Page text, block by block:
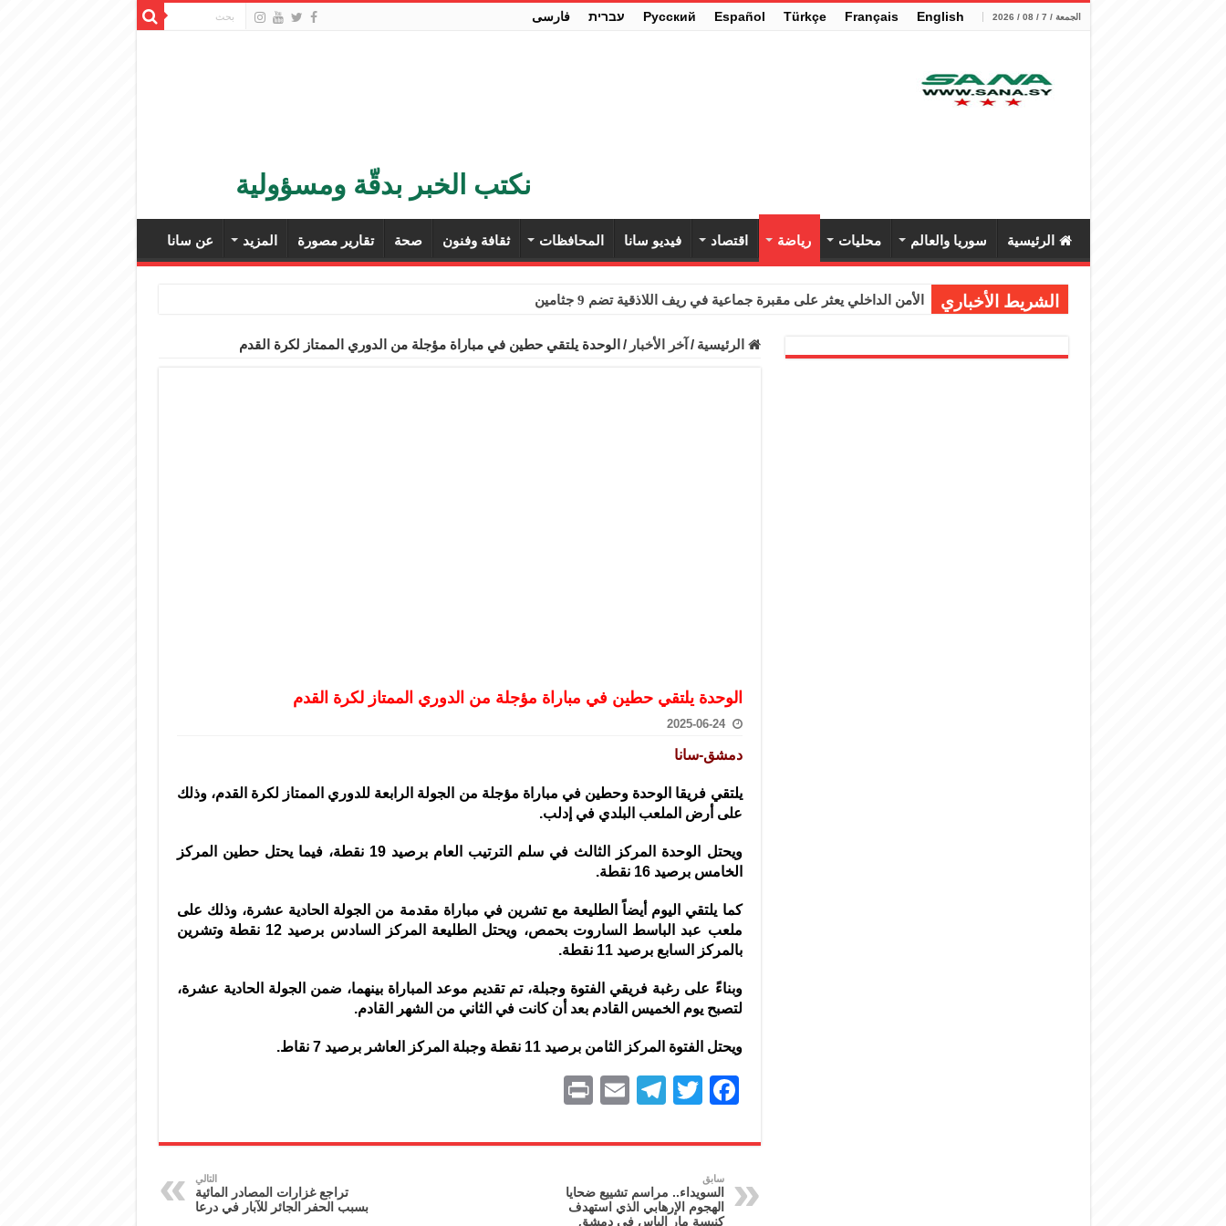
الجمعة / 7 / 08 / 2026 English
Français
Türkçe
Español
Pусский עברית فارسی
نكتب الخبر بدقّة ومسؤولية
الرئيسية سوريا والعالم محليات رياضة اقتصاد فيديو سانا المحافظات ثقافة وفنون صحة تقارير مصورة المزيد عن سانا
الشريط الأخباري الأمن الداخلي يعثر على مقبرة جماعية في ريف اللاذقية تضم 9 جثامين
برنية: مرسوم بإعفاء مستهلكي الكهرباء المنزلية والتجارية والصناعية من الرسوم
الرئيسية / آخر الأخبار / الوحدة يلتقي حطين في مباراة مؤجلة من الدوري الممتاز لكرة القدم
الوحدة يلتقي حطين في مباراة مؤجلة من الدوري الممتاز لكرة القدم
2025-06-24
دمشق-سانا
يلتقي فريقا الوحدة وحطين في مباراة مؤجلة من الجولة الرابعة للدوري الممتاز لكرة القدم، وذلك
على أرض الملعب البلدي في إدلب.
ويحتل الوحدة المركز الثالث في سلم الترتيب العام برصيد 19 نقطة، فيما يحتل حطين المركز
الخامس برصيد 16 نقطة.
كما يلتقي اليوم أيضاً الطليعة مع تشرين في مباراة مقدمة من الجولة الحادية عشرة، وذلك على
ملعب عبد الباسط الساروت بحمص، ويحتل الطليعة المركز السادس برصيد 12 نقطة وتشرين
بالمركز السابع برصيد 11 نقطة.
وبناءً على رغبة فريقي الفتوة وجبلة، تم تقديم موعد المباراة بينهما، ضمن الجولة الحادية عشرة،
لتصبح يوم الخميس القادم بعد أن كانت في الثاني من الشهر القادم.
ويحتل الفتوة المركز الثامن برصيد 11 نقطة وجبلة المركز العاشر برصيد 7 نقاط.
F
c
e
b
T
itt
er
T
e
a
E
ai
nt
سابق
السويداء.. مراسم تشييع ضحايا
الهجوم الإرهابي الذي استهدف
كنيسة مار إلياس في دمشق
التالي
تراجع غزارات المصادر المائية
بسبب الحفر الجائر للآبار في درعا